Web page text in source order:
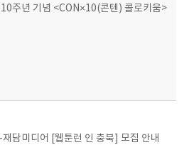
주년 기념 <CON×10(콘텐) 콜로키움>
담미디어 [웹툰런 인 충북] 모집 안내